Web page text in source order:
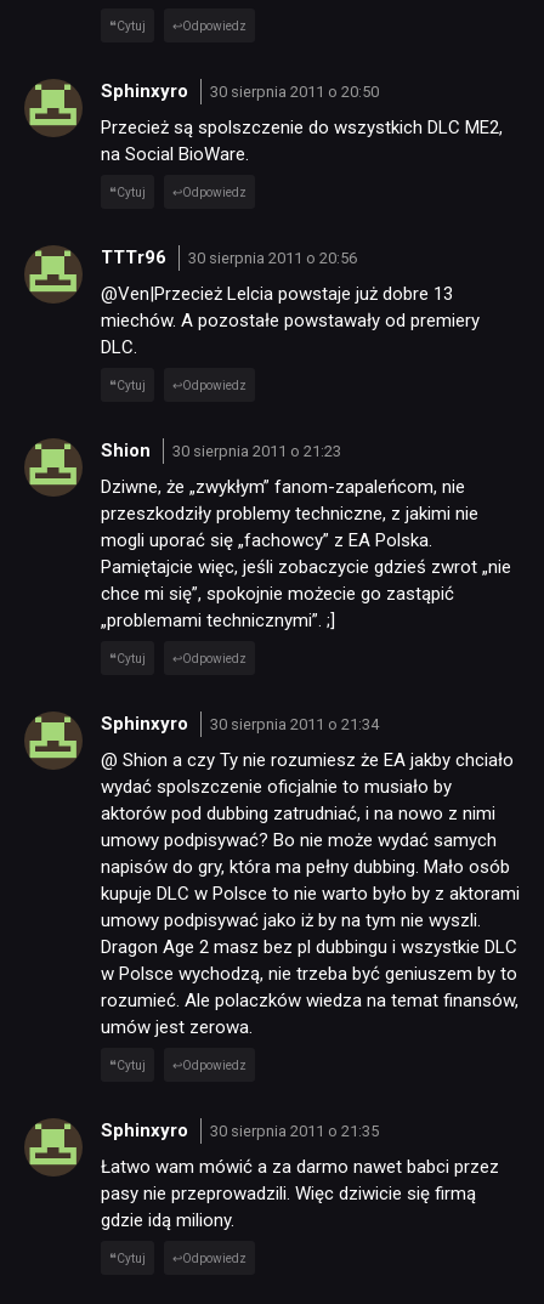
Cytuj Odpowiedz
Sphinxyro 30 sierpnia 2011 o 20:50
Przecież są spolszczenie do wszystkich DLC ME2,
na Social BioWare.
Cytuj Odpowiedz
TTTr96 30 sierpnia 2011 o 20:56
@Ven|Przecież Lelcia powstaje już dobre 13
miechów. A pozostałe powstawały od premiery
DLC.
Cytuj Odpowiedz
Shion 30 sierpnia 2011 o 21:23
Dziwne, że „zwykłym” fanom-zapaleńcom, nie
przeszkodziły problemy techniczne, z jakimi nie
mogli uporać się „fachowcy” z EA Polska.
Pamiętajcie więc, jeśli zobaczycie gdzieś zwrot „nie
chce mi się”, spokojnie możecie go zastąpić
„problemami technicznymi”. ;]
Cytuj Odpowiedz
Sphinxyro 30 sierpnia 2011 o 21:34
@ Shion a czy Ty nie rozumiesz że EA jakby chciało
wydać spolszczenie oficjalnie to musiało by
aktorów pod dubbing zatrudniać, i na nowo z nimi
umowy podpisywać? Bo nie może wydać samych
napisów do gry, która ma pełny dubbing. Mało osób
kupuje DLC w Polsce to nie warto było by z aktorami
umowy podpisywać jako iż by na tym nie wyszli.
Dragon Age 2 masz bez pl dubbingu i wszystkie DLC
w Polsce wychodzą, nie trzeba być geniuszem by to
rozumieć. Ale polaczków wiedza na temat finansów,
umów jest zerowa.
Cytuj Odpowiedz
Sphinxyro 30 sierpnia 2011 o 21:35
Łatwo wam mówić a za darmo nawet babci przez
pasy nie przeprowadzili. Więc dziwicie się firmą
gdzie idą miliony.
Cytuj Odpowiedz